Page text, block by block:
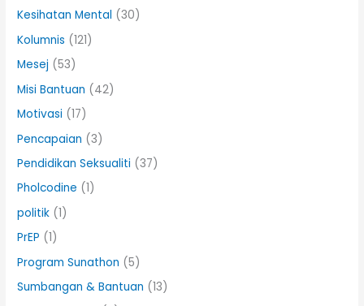
Kesihatan Mental (30)
Kolumnis (121)
Mesej (53)
Misi Bantuan (42)
Motivasi (17)
Pencapaian (3)
Pendidikan Seksualiti (37)
Pholcodine (1)
politik (1)
PrEP (1)
Program Sunathon (5)
Sumbangan & Bantuan (13)